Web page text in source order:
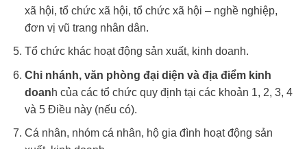
xã hội, tổ chức xã hội, tổ chức xã hội – nghề nghiệp,
đơn vị vũ trang nhân dân.
Tổ chức khác hoạt động sản xuất, kinh doanh.
Chi nhánh, văn phòng đại diện và địa điểm kinh
doanh của các tổ chức quy định tại các khoản 1, 2, 3, 4
và 5 Điều này (nếu có).
Cá nhân, nhóm cá nhân, hộ gia đình hoạt động sản